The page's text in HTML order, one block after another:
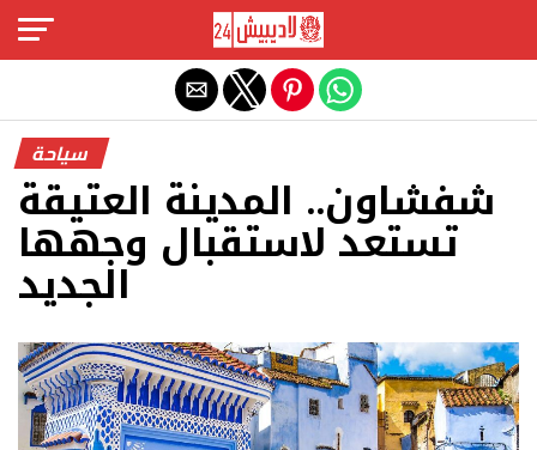
سياحة
شفشاون.. المدينة العتيقة
تستعد لاستقبال وجهها
الجديد
Exit mobile version